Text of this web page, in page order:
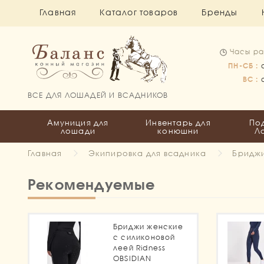
Главная Каталог товаров Бренды
ВСЕ ДЛЯ ЛОШАДЕЙ И ВСАДНИКОВ
Часы
ПН-СБ :
ВС :
Амуниция для
лошади
Инвентарь для
конюшни
Главная Экипировка для всадника
Рекомендуемые
Бриджи женские
с силиконовой
леей Ridness
OBSIDIAN